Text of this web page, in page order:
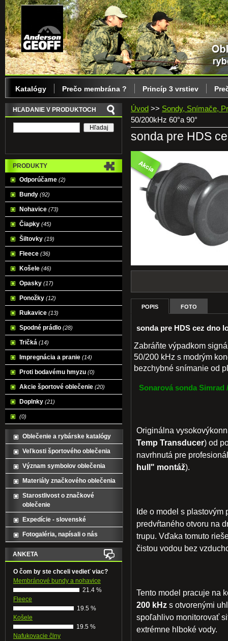
Úvod >> Sondy, Snímače,
50/200kHz 60°a 90°
sonda pre HDS
POPIS FOTO
sonda pre HDS cez dno
Zabráňte výpadkom
50/200 kHz s modrým
bezchybné snímanie od
Sonarová sonda Simrad
Originálna
Temp Transducer) od
navrhnutá pre
hull" montáž).
Ide o model s plastovým
predvŕtaného otvoru na
trupu. Vďaka tomuto
čistou vodou bez
Tento model pracuje na
200 kHz s otvorenými
spoľahlivo monitorovať
extrémne hlboké vody.
HĽADANIE V PRODUKTOCH
PRODUKTY
Odporúčame (2)
Bundy (92)
Nohavice (73)
Čiapky (45)
Šiltovky (19)
Fleece (36)
Košele (46)
Opasky (17)
Ponožky (12)
Rukavice (13)
Spodné prádlo (28)
Tričká (14)
Impregnácia a pranie (14)
Proti bodavému hmyzu (0)
Akcie športové oblečenie (20)
Doplnky (21)
(0)
Oblečenie a rybárske katalógy
Veľkosti športového oblečenia
Význam symbolov oblečenia
Materiály značkového oblečenia
Starostlivost o značkové
oblečenie
Expedície - slovenské
Fotogaléria, napísali o nás
ANKETA
O čom by ste chceli vedieť viac?
Membránové bundy a nohavice
21.4 %
Fleece
19.5 %
Košele
19.5 %
Nafukovacie člny
Katalógy Prečo membrána ? Princíp 3 vrstiev